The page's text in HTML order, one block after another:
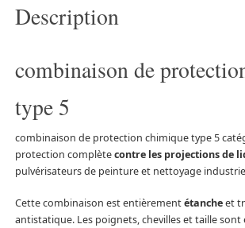
Description
combinaison de
type 5
combinaison de protection chimique type 5
protection complètecontre les projections de
pulvérisateurs de peinture et nettoyage
Cette combinaison est entièrementétancheet
antistatique. Les poignets, chevilles et taille sont